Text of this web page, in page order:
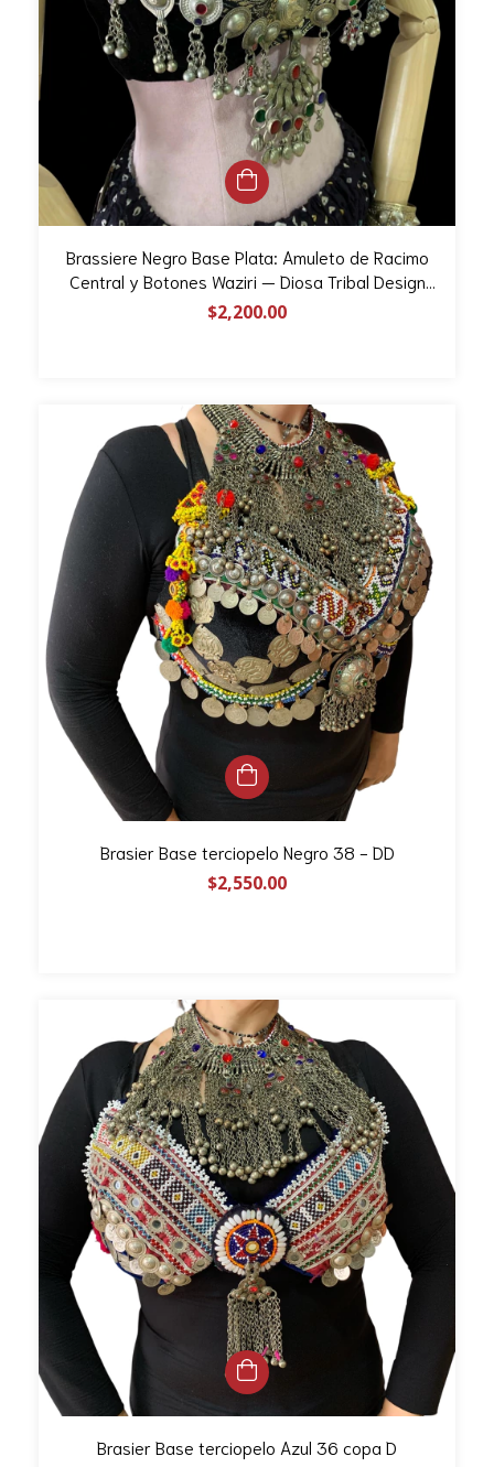
Brassiere Negro Base Plata: Amuleto de Racimo
Central y Botones Waziri — Diosa Tribal Design
(Talla 32B)
$2,200.00
Brasier Base terciopelo Negro 38 - DD
$2,550.00
Brasier Base terciopelo Azul 36 copa D